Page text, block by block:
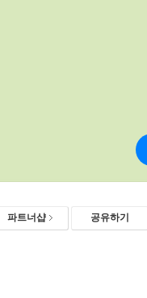
파트너샵 공유하기